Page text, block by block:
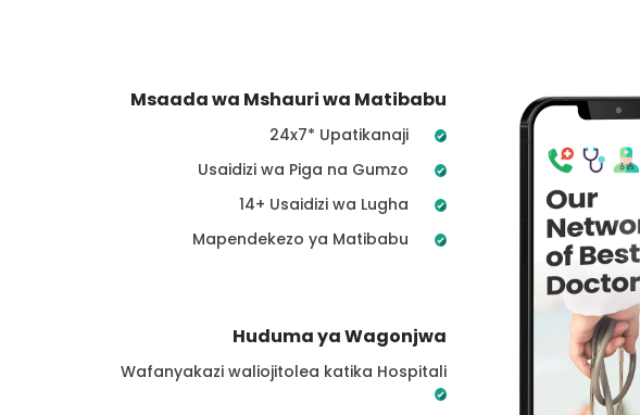
Msaada wa Mshauri wa Matibabu
24x7* Upatikanaji
Usaidizi wa Piga na Gumzo
14+ Usaidizi wa Lugha
Mapendekezo ya Matibabu
Huduma ya Wagonjwa
Wafanyakazi waliojitolea katika Hospitali